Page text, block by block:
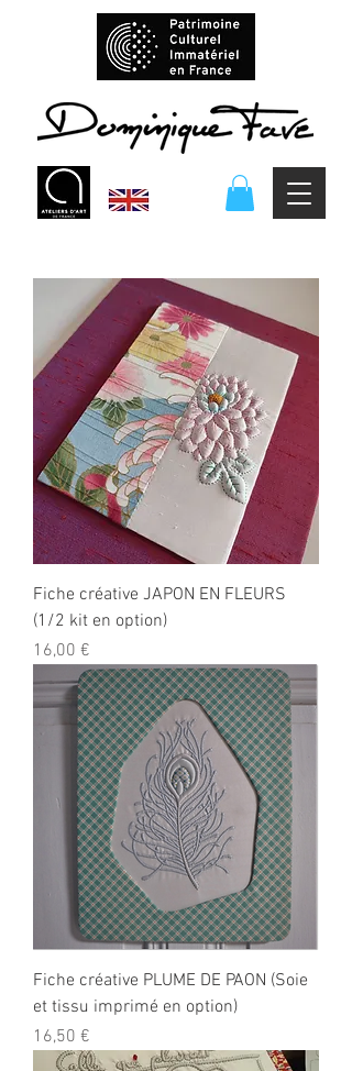
Fiche créative JAPON EN FLEURS
(1/2 kit en option)
Prix
16,00 €
Fiche créative PLUME DE PAON (Soie
et tissu imprimé en option)
Prix
16,50 €